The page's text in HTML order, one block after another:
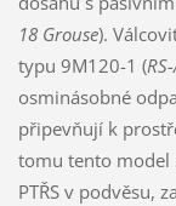
18 Grouse).
typu 9M120-1 (
osminásobné
připevňují k
tomu tento model
PTŘS v podvěsu,